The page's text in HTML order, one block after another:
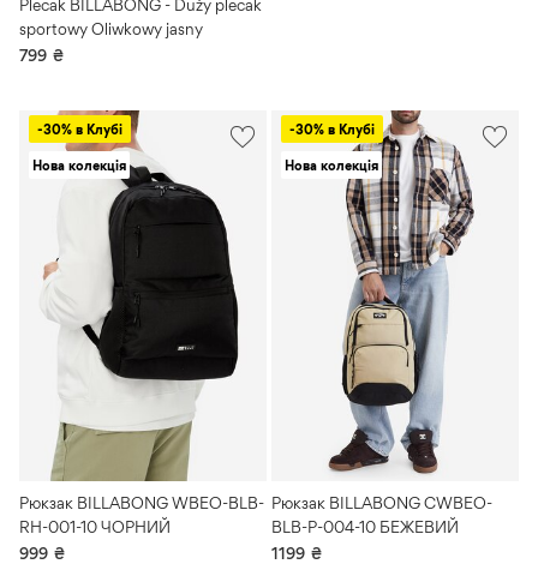
Plecak BILLABONG - Duży plecak
sportowy Oliwkowy jasny
799 ₴
-30% в Клубі
Нова колекція
Рюкзак BILLABONG WBEO-BLB-
RH-001-10 ЧОРНИЙ
999 ₴
-30% в Клубі
Нова колекція
Рюкзак BILLABONG CWBEO-
BLB-P-004-10 БЕЖЕВИЙ
1199 ₴